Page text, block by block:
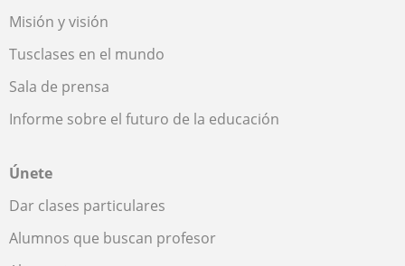
Misión y visión
Tusclases en el mundo
Sala de prensa
Informe sobre el futuro de la educación
Únete
Dar clases particulares
Alumnos que buscan profesor